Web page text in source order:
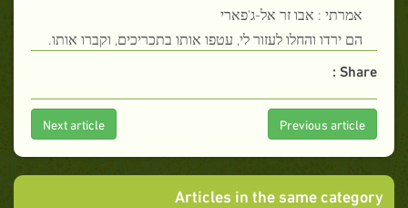
אמרתי : אבו זר אל-ג'פארי
הם ירדו והחלו לעזור לי, עטפו אותו בתכריכים, וקברו אותו.
Share :
Previous article
Next article
Articles in the same category